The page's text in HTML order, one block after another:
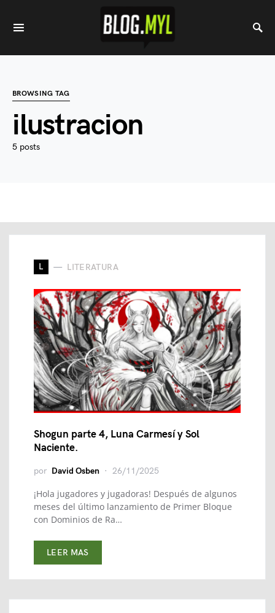
BROWSING TAG
ilustracion
5 posts
L LITERATURA
Shogun parte 4, Luna Carmesí y Sol
Naciente.
por David Osben 26/11/2025
¡Hola jugadores y jugadoras! Después de algunos
meses del último lanzamiento de Primer Bloque
con Dominios de Ra…
LEER MAS